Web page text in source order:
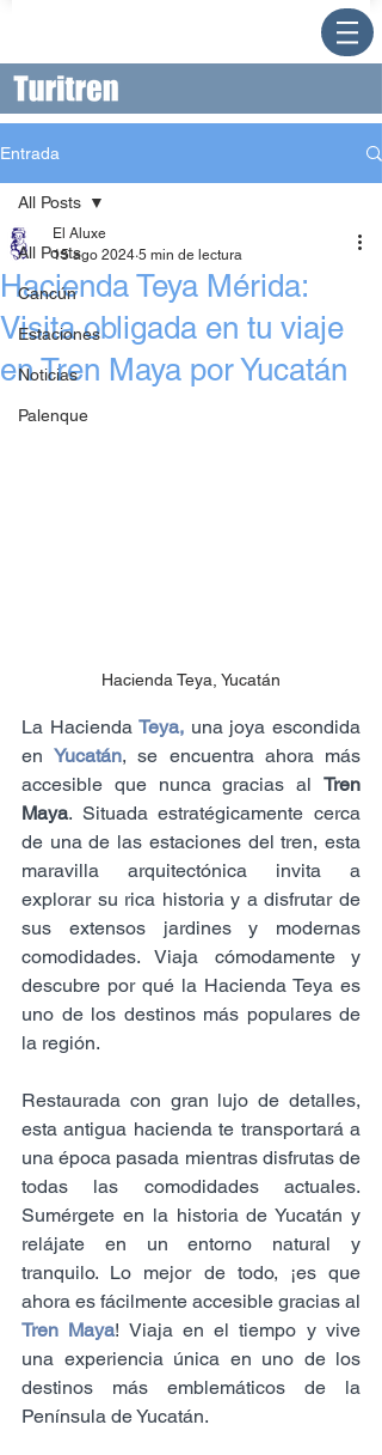
Entrada
All Posts
Cancún
Estaciones
Noticias
Palenque
All Posts
Hacienda Teya Mérida:
Visita obligada en tu viaje
en Tren Maya por Yucatán
El Aluxe
15 ago 2024 5 min de lectura
Hacienda Teya, Yucatán
La Hacienda Teya, una joya escondida
en Yucatán, se encuentra ahora más
accesible que nunca gracias al Tren
Maya. Situada estratégicamente cerca
de una de las estaciones del tren, esta
maravilla arquitectónica invita a
explorar su rica historia y a disfrutar de
sus extensos jardines y modernas
comodidades. Viaja cómodamente y
descubre por qué la Hacienda Teya es
uno de los destinos más populares de
la región.
Restaurada con gran lujo de detalles,
esta antigua hacienda te transportará a
una época pasada mientras disfrutas de
todas las comodidades actuales.
Sumérgete en la historia de Yucatán y
relájate en un entorno natural y
tranquilo. Lo mejor de todo, ¡es que
Tren Maya! Viaja en el tiempo y vive
una experiencia única en uno de los
destinos más emblemáticos de la
Península de Yucatán.